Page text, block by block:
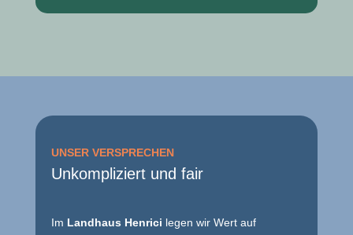
UNSER VERSPRECHEN
Unkompliziert und fair
Im Landhaus Henrici legen wir Wert auf